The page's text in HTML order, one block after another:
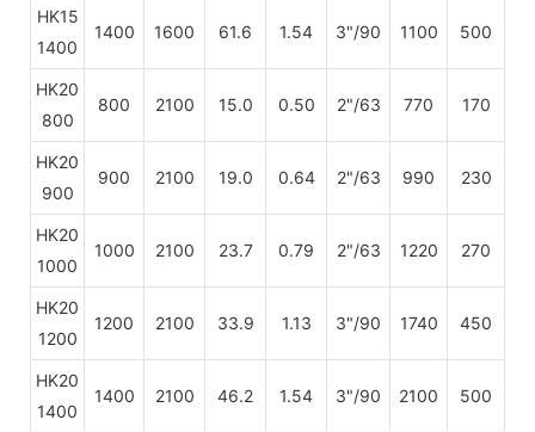
HK15
1400
1400 1600 61.6 1.54 3"/90 1100 500
HK20
800
800 2100 15.0 0.50 2"/63 770 170
HK20
900
900 2100 19.0 0.64 2"/63 990 230
HK20
1000
1000 2100 23.7 0.79 2"/63 1220 270
HK20
1200
1200 2100 33.9 1.13 3"/90 1740 450
HK20
1400
1400 2100 46.2 1.54 3"/90 2100 500